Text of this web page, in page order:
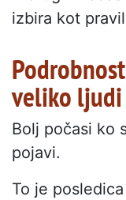
izbira kot
veliko ljudi
Bolj počasi ko
pojavi.
To je posledica